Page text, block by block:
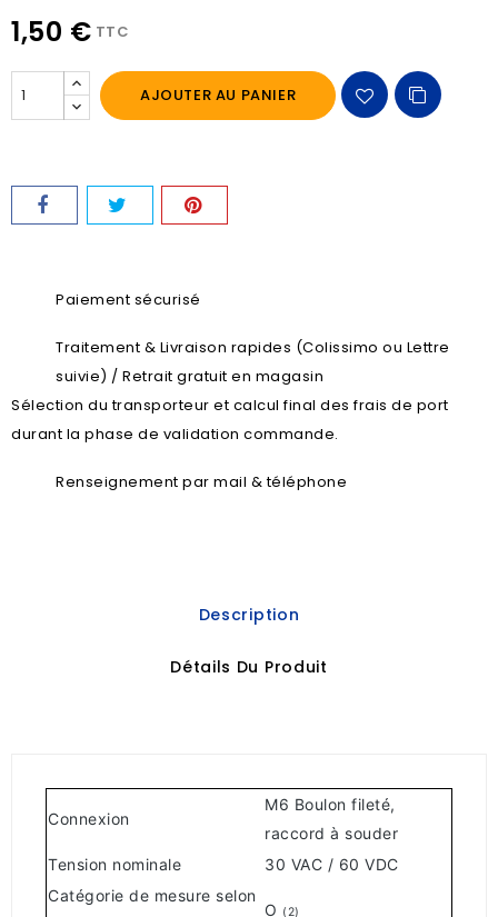
1,50 € TTC
AJOUTER AU PANIER
Paiement sécurisé
Traitement & Livraison rapides (Colissimo ou Lettre
suivie) / Retrait gratuit en magasin
Sélection du transporteur et calcul final des frais de port
durant la phase de validation commande.
Renseignement par mail & téléphone
Description
Détails Du Produit
Connexion
M6 Boulon fileté,
raccord à souder
Tension nominale
30 VAC / 60 VDC
Catégorie de mesure selon
O (2)